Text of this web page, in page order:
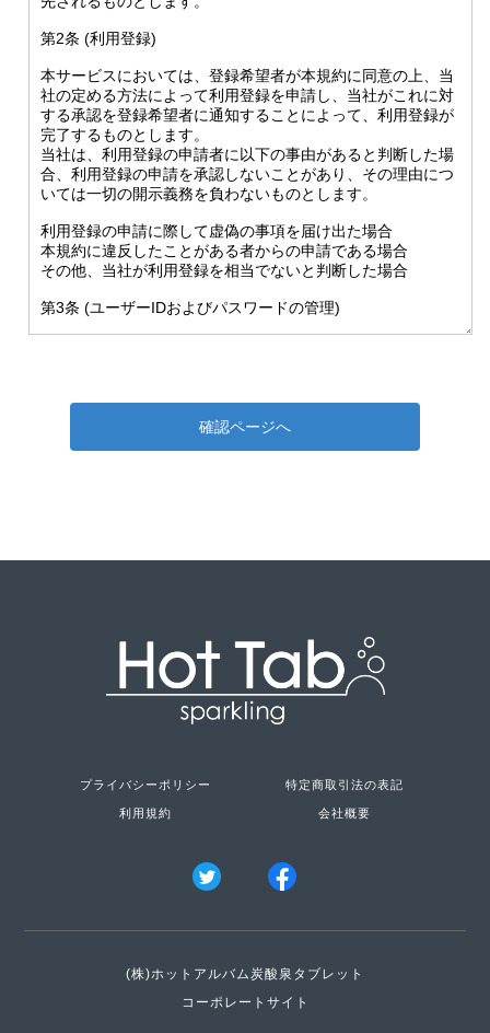
プライバシーポリシー 特定商取引法の表記
利用規約 会社概要
(株)ホットアルバム炭酸泉タブレット
コーポレートサイト